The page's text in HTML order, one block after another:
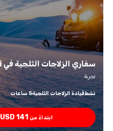
سفاري الزلاجات الثلجية في Bakuriani
تجربة
نشطقيادة الزلاجات الثلجية5 ساعات
ابتداءً من USD 141